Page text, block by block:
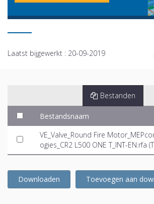
Laatst bijgewerkt : 20-09-2019
Bestanden
Bestandsnaam
VE_Valve_Round Fire
ogies_CR2 L500 ONE T_INT-EN.rfa (
Downloaden Toevoegen aan